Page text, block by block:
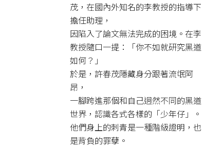
茂，在國內外知名的李教授的指導下
擔任助理，
因陷入了論文無法完成的困境。在李
教授隨口一提：「你不如就研究黑道
如何？」
於是，許春茂隱藏身分跟著流氓阿
昂，
一腳跨進那個和自己迥然不同的黑道
世界，認識各式各樣的「少年仔」。
他們身上的刺青是一種階級證明，也
是背負的罪孽。